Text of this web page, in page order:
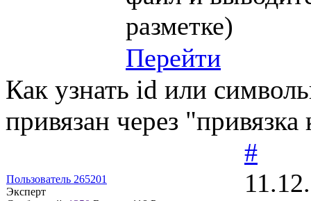
разметке)
Перейти
Как узнать id или
привязан через
Пользователь 265201
Эксперт
#